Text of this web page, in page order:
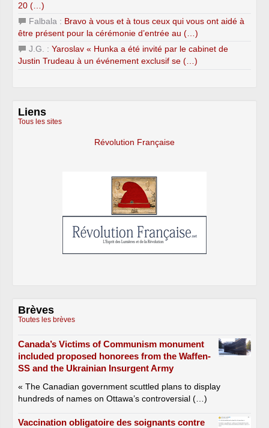
20 (…)
Falbala : Bravo à vous et à tous ceux qui vous ont aidé à
être présent pour la cérémonie d’entrée au (…)
J.G. : Yaroslav « Hunka a été invité par le cabinet de
Justin Trudeau à un événement exclusif se (…)
Liens
Tous les sites
Révolution Française
Brèves
Toutes les brèves
Canada’s Victims of Communism monument
included proposed honorees from the Waffen-
SS and the Ukrainian Insurgent Army
« The Canadian government scuttled plans to display
hundreds of names on Ottawa’s controversial (…)
Vaccination obligatoire des soignants contre